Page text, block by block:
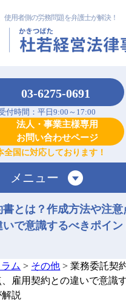
使用者側の労務問題を弁護士が解決！
03-6275-0691
付時間：平日9:00～17:00
法人・事業主様専用
お問い合わせページ
全国に対応しております！
メニュー
とは？作成方法や注意
いで意識するべきポイン
ム > その他 >業務委託契
雇用契約との違いで意識
説